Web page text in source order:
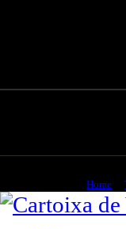
Home